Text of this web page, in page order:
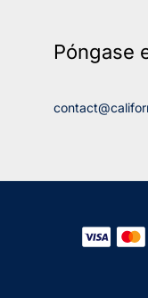
Póngase